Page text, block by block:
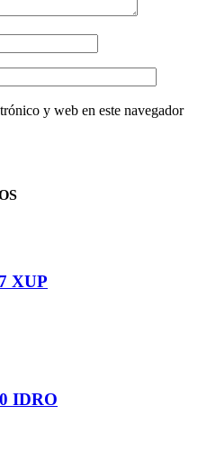
y web en este navegador
XUP
IDRO